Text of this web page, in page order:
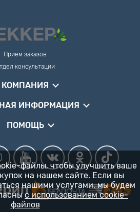
Прием заказов
консультации
КОМПАНИЯ
ИНФОРМАЦИЯ
ПОМОЩЬ
файлы, чтобы улучшить ваше
на нашем сайте. Если вы
нашими услугами, мы будем
с использованием cookie-
файлов